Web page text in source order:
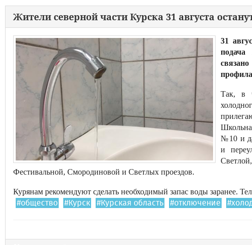
Жители северной части Курска 31 августа
31
подача
Так, в
№10 и
и
Фестивальной, Смородиновой и Светлых проездов.
Курянам рекомендуют сделать необходимый запас воды заранее.
#общество #Курск #Курская область #отключение